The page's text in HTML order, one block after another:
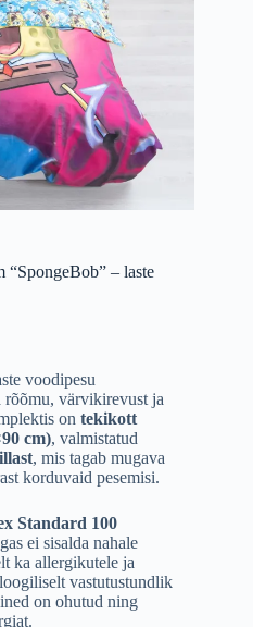
“SpongeBob” – laste
voodipesu
rõõmu, värvikirevust ja
on tekikott
cm), valmistatud
, mis tagab mugava
korduvaid pesemisi.
Standard 100
ei sisalda nahale
ka allergikutele ja
vastutustundlik
on ohutud ning